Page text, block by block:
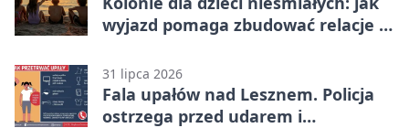
wyjazd pomaga zbudować relacje z
31 lipca 2026
Fala upałów nad Lesznem. Policja
ostrzega przed udarem i